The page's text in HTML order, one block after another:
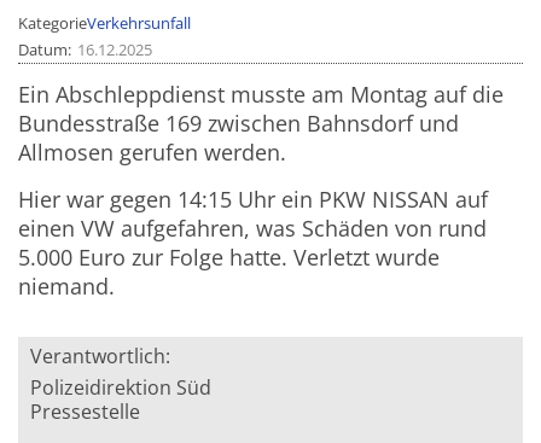
KategorieVerkehrsunfall
Datum 16.12.2025
Ein Abschleppdienst musste am Montag auf die
Bundesstraße 169 zwischen Bahnsdorf und
Allmosen gerufen werden.
Hier war gegen 14:15 Uhr ein PKW NISSAN auf
einen VW aufgefahren, was Schäden von rund
5.000 Euro zur Folge hatte. Verletzt wurde
niemand.
Verantwortlich:
Polizeidirektion Süd
Pressestelle